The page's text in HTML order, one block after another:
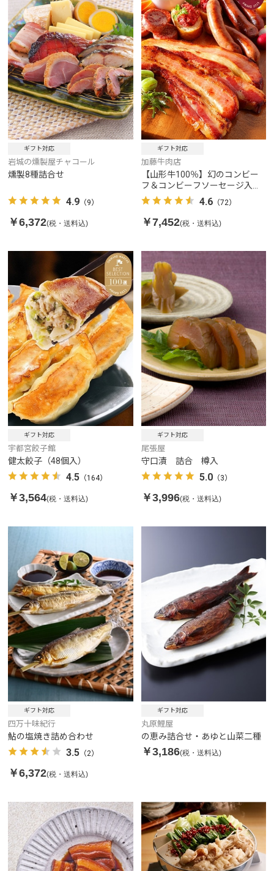
ギフト対応
岩城の燻製屋チャコール
燻製8種詰合せ
4.9 （9）
￥6,372(税・送料込)
ギフト対応
加藤牛肉店
【山形牛100％】幻のコンビー
フ＆コンビーフソーセージ入り
極上セット
4.6（72）
￥7,452(税・送料込)
ギフト対応
宇都宮餃子館
健太餃子（48個入）
4.5 （164）
￥3,564(税・送料込)
ギフト対応
尾張屋
守口漬 詰合 樽入
5.0（3）
￥3,996(税・送料込)
ギフト対応
四万十味紀行
鮎の塩焼き詰め合わせ
3.5 （2）
￥6,372(税・送料込)
ギフト対応
丸原鯉屋
の恵み詰合せ・あゆと山菜二種
￥3,186(税・送料込)